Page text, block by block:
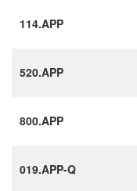
114.APP
520.APP
800.APP
019.APP-Q